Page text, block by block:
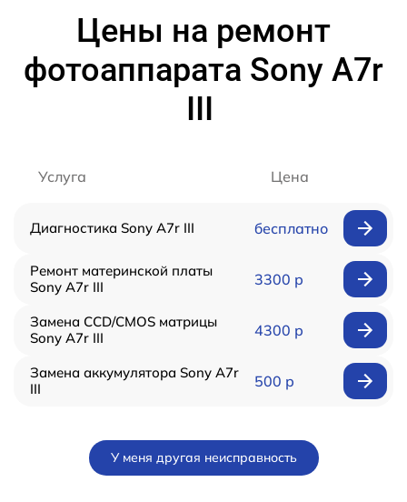
Цены на ремонт
фотоаппарата Sony A7r
III
Услуга Цена
Диагностика Sony A7r III бесплатно
Ремонт материнской платы
Sony A7r III
3300 р
Замена CCD/CMOS матрицы
Sony A7r III
4300 р
Замена аккумулятора Sony A7r
III
500 р
У меня другая неисправность